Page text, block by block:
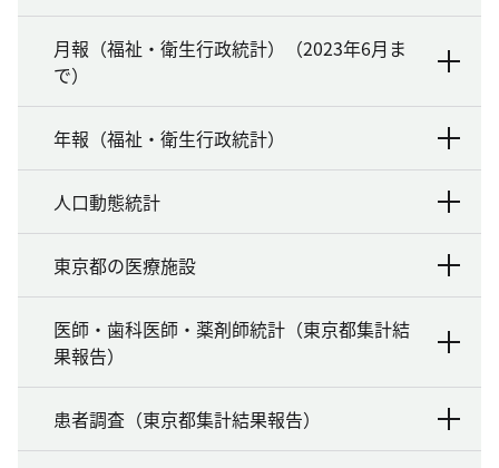
月報（福祉・衛生行政統計）（2023年6月ま
で）
年報（福祉・衛生行政統計）
人口動態統計
東京都の医療施設
医師・歯科医師・薬剤師統計（東京都集計結
果報告）
患者調査（東京都集計結果報告）